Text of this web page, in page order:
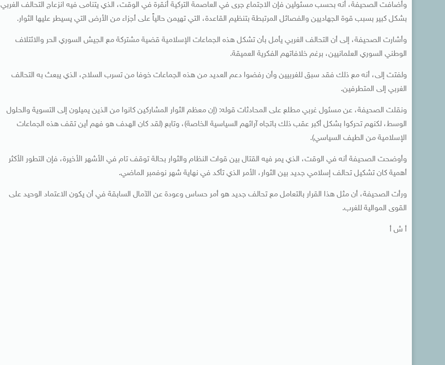
وأضافت الصحيفة، أنه بحسب مسئولين فإن الاجتماع جرى في العاصمة التركية أنقرة في الوقت، الذي يتنامى فيه انزعاج التحالف الغربي
بشكل كبير بسبب قوة الجهاديين والفصائل المرتبطة بتنظيم القاعدة، التي تهيمن حالياً على أجزاء من الأرض التي يسيطر عليها الثوار.
وأشارت الصحيفة، إلى أن التحالف الغربي يأمل بأن تشكل هذه الجماعات الإسلامية قضية مشتركة مع الجيش السوري الحر والائتلاف
الوطني السوري العلمانيين، برغم خلافاتهم الفكرية العميقة.
ولفتت إلى، أنه مع ذلك فقد سبق للغربيين وأن رفضوا دعم العديد من هذه الجماعات خوفا من تسرب السلاح، الذي يبعث به التحالف
الغربي إلى المتطرفين.
ونقلت الصحيفة، عن مسئول غربي مطلع على المحادثات قوله: (إن معظم الثوار المشاركين كانوا من الذين يميلون إلى التسوية والحلول
الوسط، لكنهم تحركوا بشكل أكبر عقب ذلك باتجاه آرائهم السياسية الخاصة)، وتابع (لقد كان الهدف هو فهم أين تقف هذه الجماعات
الإسلامية من الطيف السياسي).
وأوضحت الصحيفة أنه في الوقت، الذي يمر فيه القتال بين قوات النظام والثوار بحالة توقف تام في الأشهر الأخيرة، فإن التطور الأكثر
أهمية كان تشكيل تحالف إسلامي جديد بين الثوار، الأمر الذي تأكد في نهاية شهر نوفمبر الماضي.
ورأت الصحيفة، أن مثل هذا القرار بالتعامل مع تحالف جديد هو أمر حساس وعودة عن الآمال السابقة في أن يكون الاعتماد الوحيد على
القوى الموالية للغرب.
أ ش أ